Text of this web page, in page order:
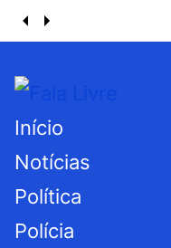
Início
Notícias
Política
Polícia